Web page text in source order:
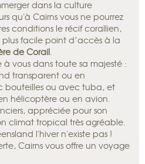
dans la culture
qu'à Cairns vous ne pourrez
conditions le récif corallien,
facile point d’accès à la
de Corail.
à vous dans toute sa majesté :
transparent ou en
bouteilles ou avec tuba, et
hélicoptère ou en avion.
appréciée pour son
climat tropical très agréable.
l'hiver n'existe pas !
Cairns vous offre un voyage